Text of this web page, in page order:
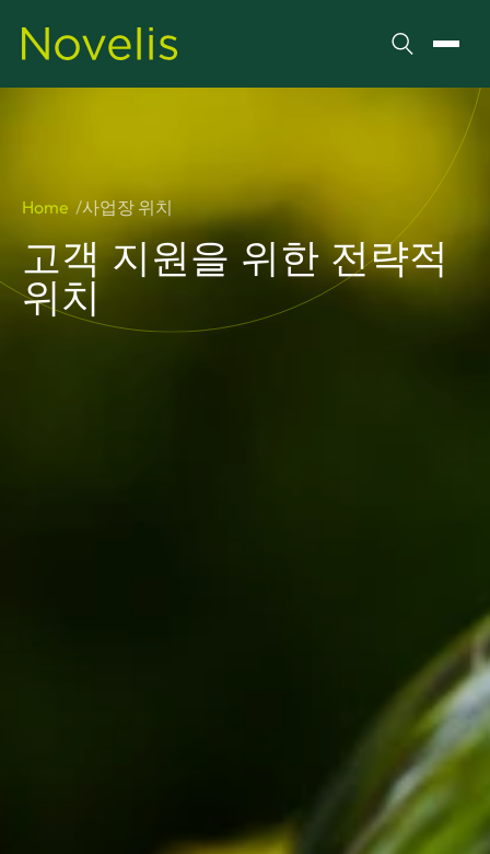
검색 메뉴
Home 사업장 위치
고객 지원을 위한 전략적
위치